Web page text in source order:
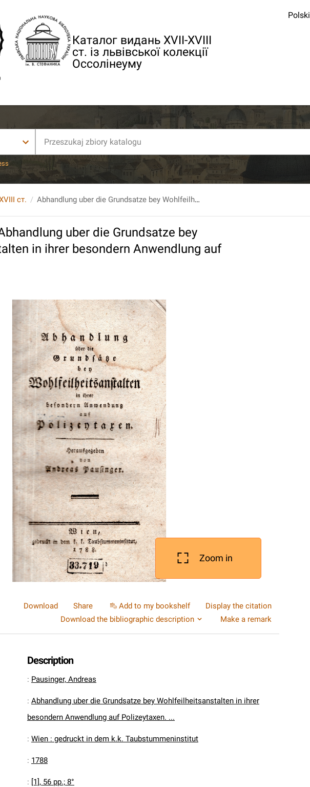
Каталог видань XVII-XVIII
ст. із львівської колекції
Оссолінеуму
Polski
ст. Abhandlung uber die Grundsatze bey Wohlfeilheitsanstalten in ihrer besondern Anwendlung auf Polizeytaxen. ...
uber die Grundsatze bey
in ihrer besondern Anwendlung auf
Zoom in
Download Share Add to my bookshelf
Display the citation
Download the bibliographic description
Make a remark
Description
: Pausinger, Andreas
: Abhandlung uber die Grundsatze bey Wohlfeilheitsanstalten in ihrer
besondern Anwendlung auf Polizeytaxen. ...
: Wien : gedruckt in dem k.k. Taubstummeninstitut
: 1788
: [1], 56 pp.; 8°